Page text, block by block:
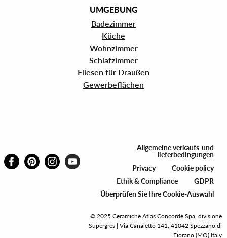
UMGEBUNG
Badezimmer
Küche
Wohnzimmer
Schlafzimmer
Fliesen für Draußen
Gewerbeflächen
Allgemeine verkaufs-und
lieferbedingungen
Privacy
Cookie policy
Ethik & Compliance
GDPR
Überprüfen Sie Ihre Cookie-Auswahl
© 2025 Ceramiche Atlas Concorde Spa, divisione
Supergres | Via Canaletto 141, 41042 Spezzano di
Fiorano (MO) Italy